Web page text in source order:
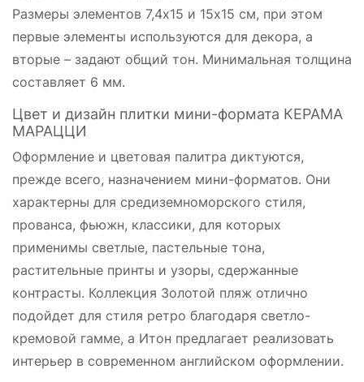
Размеры элементов 7,4х15 и 15х15 см, при этом
первые элементы используются для декора, а
вторые – задают общий тон. Минимальная толщина
составляет 6 мм.
Цвет и дизайн плитки мини-формата КЕРАМА
МАРАЦЦИ
Оформление и цветовая палитра диктуются,
прежде всего, назначением мини-форматов. Они
характерны для средиземноморского стиля,
прованса, фьюжн, классики, для которых
применимы светлые, пастельные тона,
растительные принты и узоры, сдержанные
контрасты. Коллекция Золотой пляж отлично
подойдет для стиля ретро благодаря светло-
кремовой гамме, а Итон предлагает реализовать
интерьер в современном английском оформлении.